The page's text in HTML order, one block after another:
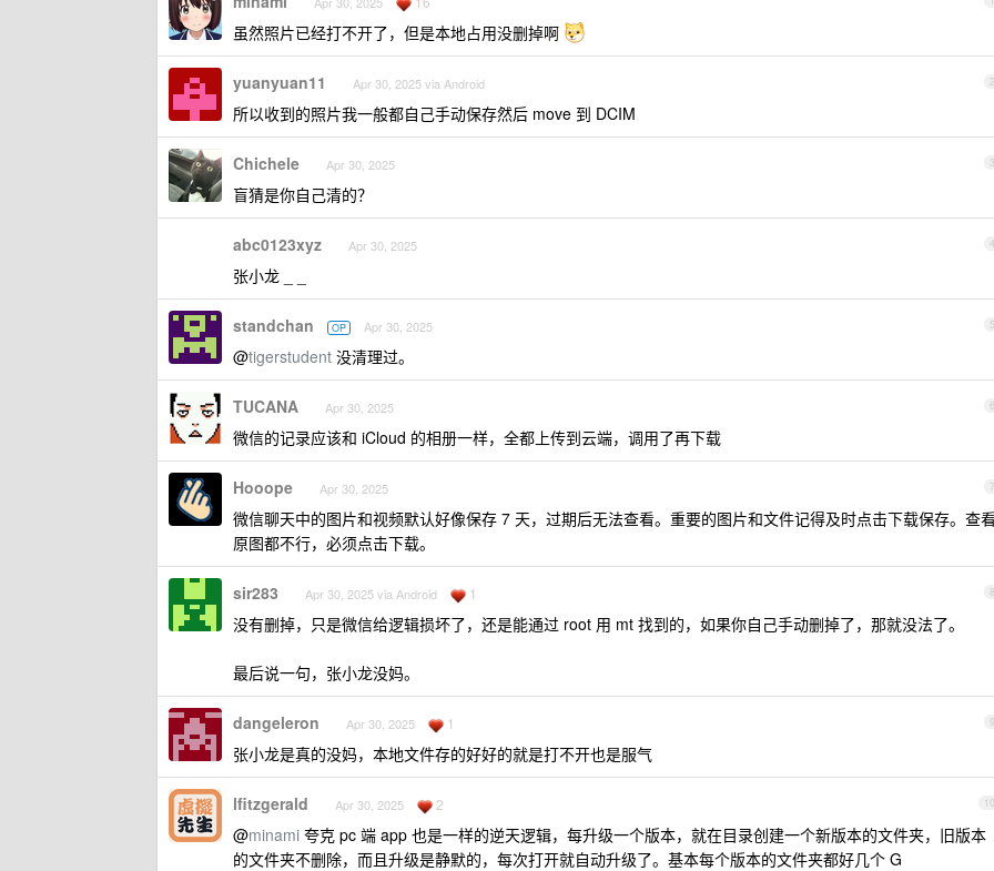
虽然照片已经打不开了，但是本地占用没删掉啊
2
yuanyuan11 Apr 30, 2025 via Android
所以收到的照片我一般都自己手动保存然后 move 到 DCIM
3
Chichele Apr 30, 2025
盲猜是你自己清的？
4
abc0123xyz Apr 30, 2025
张小龙 _ _
5
standchan OP Apr 30, 2025
@tigerstudent 没清理过。
6
TUCANA Apr 30, 2025
微信的记录应该和 iCloud 的相册一样，全都上传到云端，调用了再下载
7
Hooope Apr 30, 2025
微信聊天中的图片和视频默认好像保存 7 天，过期后无法查看。重要的图片和文件记得及时点击下载保存。查
原图都不行，必须点击下载。
8
sir283 Apr 30, 2025 via Android 1
没有删掉，只是微信给逻辑损坏了，还是能通过 root 用 mt 找到的，如果你自己手动删掉了，那就没法了。
最后说一句，张小龙没妈。
9
dangeleron Apr 30, 2025 1
张小龙是真的没妈，本地文件存的好好的就是打不开也是服气
10
lfitzgerald Apr 30, 2025 2
@minami 夸克 pc 端 app 也是一样的逆天逻辑，每升级一个版本，就在目录创建一个新版本的文件夹，旧版本
的文件夹不删除，而且升级是静默的，每次打开就自动升级了。基本每个版本的文件夹都好几个 G